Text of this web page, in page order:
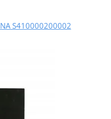
S410000200002